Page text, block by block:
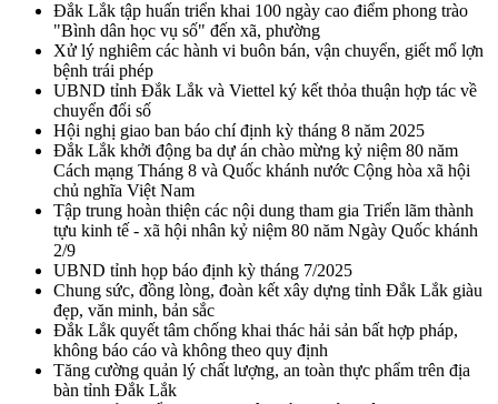
Đắk Lắk tập huấn triển khai 100 ngày cao điểm phong trào
"Bình dân học vụ số" đến xã, phường
Xử lý nghiêm các hành vi buôn bán, vận chuyển, giết mổ lợn
bệnh trái phép
UBND tỉnh Đắk Lắk và Viettel ký kết thỏa thuận hợp tác về
chuyển đổi số
Hội nghị giao ban báo chí định kỳ tháng 8 năm 2025
Đắk Lắk khởi động ba dự án chào mừng kỷ niệm 80 năm
Cách mạng Tháng 8 và Quốc khánh nước Cộng hòa xã hội
chủ nghĩa Việt Nam
Tập trung hoàn thiện các nội dung tham gia Triển lãm thành
tựu kinh tế - xã hội nhân kỷ niệm 80 năm Ngày Quốc khánh
2/9
UBND tỉnh họp báo định kỳ tháng 7/2025
Chung sức, đồng lòng, đoàn kết xây dựng tỉnh Đắk Lắk giàu
đẹp, văn minh, bản sắc
Đắk Lắk quyết tâm chống khai thác hải sản bất hợp pháp,
không báo cáo và không theo quy định
Tăng cường quản lý chất lượng, an toàn thực phẩm trên địa
bàn tỉnh Đắk Lắk